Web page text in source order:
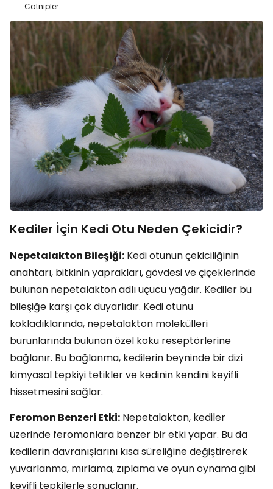
Catnipler
Kediler İçin Kedi Otu Neden Çekicidir?
Nepetalakton Bileşiği: Kedi otunun çekiciliğinin
anahtarı, bitkinin yaprakları, gövdesi ve çiçeklerinde
bulunan nepetalakton adlı uçucu yağdır. Kediler bu
bileşiğe karşı çok duyarlıdır. Kedi otunu
kokladıklarında, nepetalakton molekülleri
burunlarında bulunan özel koku reseptörlerine
bağlanır. Bu bağlanma, kedilerin beyninde bir dizi
kimyasal tepkiyi tetikler ve kedinin kendini keyifli
hissetmesini sağlar.
Feromon Benzeri Etki: Nepetalakton, kediler
üzerinde feromonlara benzer bir etki yapar. Bu da
kedilerin davranışlarını kısa süreliğine değiştirerek
yuvarlanma, mırlama, zıplama ve oyun oynama gibi
keyifli tepkilerle sonuçlanır.